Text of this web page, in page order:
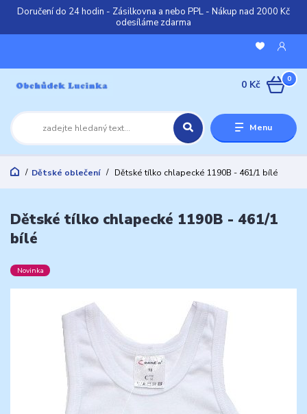
Doručení do 24 hodin - Zásilkovna a nebo PPL - Nákup nad 2000 Kč
odesíláme zdarma
Menu
0
0 Kč
Dětské oblečení Dětské tílko chlapecké 1190B - 461/1 bílé
Dětské tílko chlapecké 1190B - 461/1
bílé
Novinka